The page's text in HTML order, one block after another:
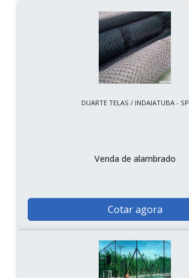
DUARTE TELAS / INDAIATUBA - SP
Venda de alambrado
Cotar agora